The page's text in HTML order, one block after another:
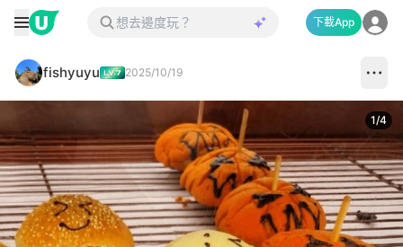
下載App
fishyuyu 2025/10/19
1/4